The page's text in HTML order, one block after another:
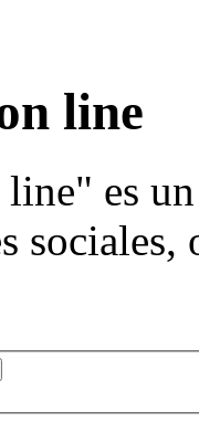
line
es
sociales,